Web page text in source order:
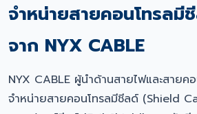
จำหน่ายสายคอนโทรลมี
จาก NYX CABLE
NYX CABLE ผู้นำด้านสายไฟและสาย
จำหน่ายสายคอนโทรลมีชีลด์ (Shield